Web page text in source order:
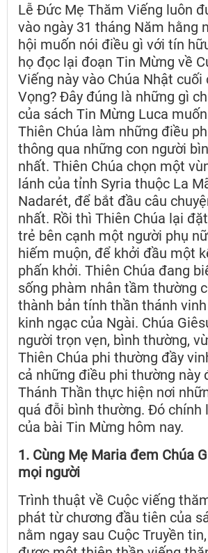
Lễ Đức Mẹ Thăm Viếng luôn
vào ngày 31 tháng Năm hằng
hội muốn nói điều gì với tín
họ đọc lại đoạn Tin Mừng về
Viếng này vào Chúa Nhật cuối
Vọng? Đây đúng là những gì
của sách Tin Mừng Luca
Thiên Chúa làm những điều
thông qua những con người
nhất. Thiên Chúa chọn một
lánh của tỉnh Syria thuộc La
Nadarét, để bắt đầu câu
nhất. Rồi thì Thiên Chúa lại
trẻ bên cạnh một người phụ
hiếm muộn, để khởi đầu một
phấn khởi. Thiên Chúa đang
sống phàm nhân tầm thường
thành bản tính thần thánh
kinh ngạc của Ngài. Chúa
người trọn vẹn, bình thường,
Thiên Chúa phi thường đầy
cả những điều phi thường này
Thánh Thần thực hiện nơi
quá đỗi bình thường. Đó chính
của bài Tin Mừng hôm nay.
1. Cùng Mẹ Maria đem Chúa
mọi người
Trình thuật về Cuộc viếng
phát từ chương đầu tiên của
nằm ngay sau Cuộc Truyền